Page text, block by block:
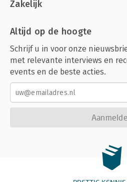
Zakelijk
Altijd op de hoogte
Schrijf u in voor onze
met relevante interviews en
events en de beste acties.